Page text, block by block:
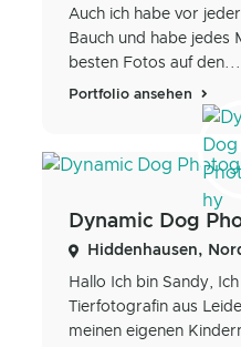
Auch ich habe vor
Bauch und habe jedes
besten Fotos auf den...
Portfolio ansehen
Dynamic Dog
Hiddenhausen,
Hallo Ich bin Sandy,
Tierfotografin aus
meinen eigenen